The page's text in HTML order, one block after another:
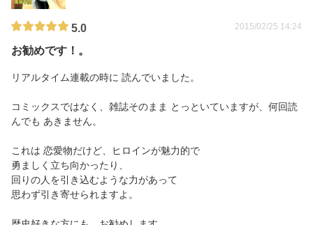
5.0 2015/02/25 14:24
お勧めです！。
リアルタイム連載の時に 読んでいました。
コミックスではなく、雑誌そのまま とっといていますが、何回読
んでも あきません。
これは 恋愛物だけど、ヒロインが魅力的で
勇ましく立ち向かったり、
回りの人を引き込むような力があって
思わず引き寄せられますよ。